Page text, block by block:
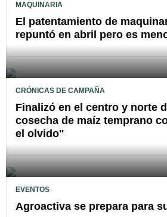
MAQUINARIA
El patentamiento de
repuntó en abril pero es
CRÓNICAS DE CAMPAÑA
Finalizó en el centro y norte
cosecha de maíz temprano
el olvido"
EVENTOS
Agroactiva se prepara para